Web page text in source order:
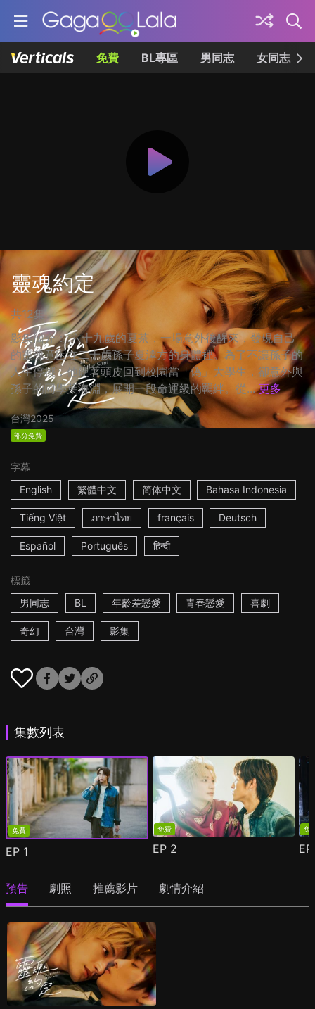
免費 BL專區 男同志 女同志
靈魂約定
共12集
影集簡介： 六十九歲的夏茶，一場意外後醒來，發現自己
的靈魂竟困在二十歲孫子夏澤方的身體裡。為了不讓孫子的
人生停擺，他硬著頭皮回到校園當「偽」大學生，卻意外與
孫子的同學葉海淵，展開一段命運級的羈絆。從... 更多
台灣2025
部分免費
字幕
English
繁體中文 简体中文 Bahasa Indonesia
Tiếng Việt ภาษาไทย français Deutsch
Español Português हिन्दी
標籤
男同志
BL 年齡差戀愛 青春戀愛 喜劇
奇幻 台灣 影集
集數列表
免費
EP 1
免費
EP 2
免
預告 劇照 推薦影片 劇情介紹